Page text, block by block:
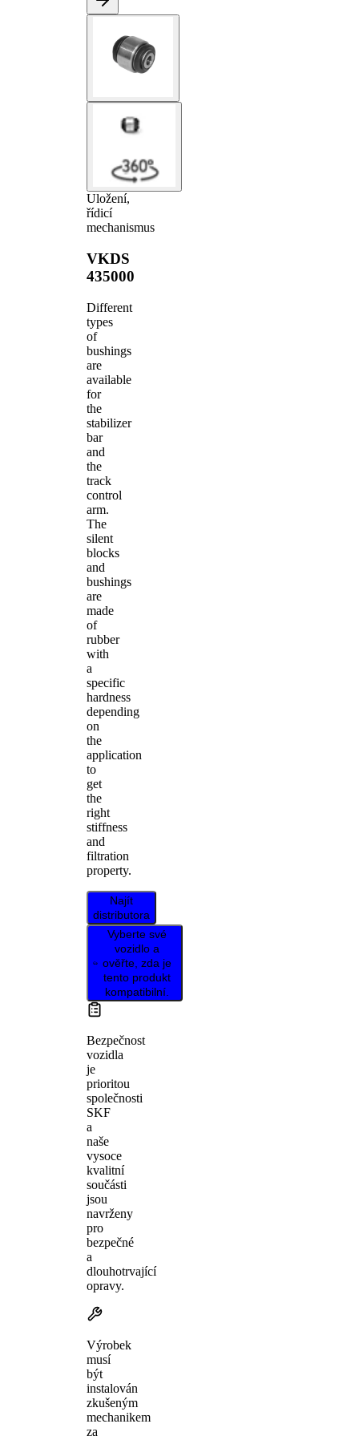
Uložení,
řídicí
mechanismus
VKDS
435000
Different
types
of
bushings
are
available
for
the
stabilizer
bar
and
the
track
control
arm.
The
silent
blocks
and
bushings
are
made
of
rubber
with
a
specific
hardness
depending
on
the
application
to
get
the
right
stiffness
and
filtration
property.
Najít
distributora
Vyberte své
vozidlo a
ověřte, zda je
tento produkt
kompatibilní.
Bezpečnost
vozidla
je
prioritou
společnosti
SKF
a
naše
vysoce
kvalitní
součásti
jsou
navrženy
pro
bezpečné
a
dlouhotrvající
opravy.
Výrobek
musí
být
instalován
zkušeným
mechanikem
za